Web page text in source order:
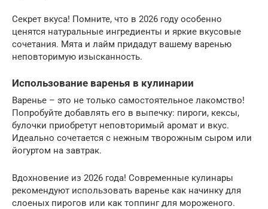
Секрет вкуса! Помните, что в 2026 году особенно
ценятся натуральные ингредиенты и яркие вкусовые
сочетания. Мята и лайм придадут вашему варенью
неповторимую изысканность.
Использование варенья в кулинарии
Варенье – это не только самостоятельное лакомство!
Попробуйте добавлять его в выпечку: пироги, кексы,
булочки приобретут неповторимый аромат и вкус.
Идеально сочетается с нежным творожным сыром или
йогуртом на завтрак.
Вдохновение из 2026 года! Современные кулинары
рекомендуют использовать варенье как начинку для
слоеных пирогов или как топпинг для мороженого.